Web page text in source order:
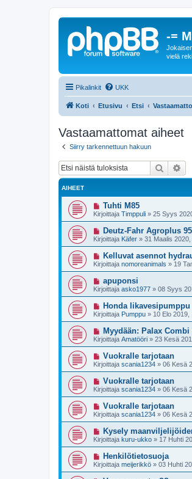
-=
vielä
Pikalinkit UKK
Koti Etusivu Etsi
Vastaamattomat aiheet
Siirry tarkennettuun hakuun
Etsi
AIHEET
U
u
s
v
i
e
t
i
Tuhti M85
Kirjoittaja Timppuli » 25 Syys
U
u
s
v
i
e
s
t
i
Deutz-Fahr Agroplus
Kirjoittaja Käfer » 31 Maalis
U
u
s
v
i
e
t
i
Kelluvat asennot
Kirjoittaja nomoreanimals » 19
U
u
s
v
i
e
t
i
apuponsi
Kirjoittaja asko1977 » 08 Syys
U
u
s
v
i
e
s
t
i
Honda likavesipumppu
Kirjoittaja Pumppu » 10 Elo 2019,
U
u
s
i
e
s
t
i
Myydään: Palax
Kirjoittaja Amatööri » 23 Kesä
U
u
s
i
e
s
t
i
Vuokralle tarjotaan
Kirjoittaja scania1234 » 06 Kesä
U
u
s
i
e
t
i
Vuokralle tarjotaan
Kirjoittaja scania1234 » 06 Kesä
U
u
s
v
i
e
t
i
Vuokralle tarjotaan
Kirjoittaja scania1234 » 06 Kesä
U
u
s
v
i
e
Kysely
Kirjoittaja kuru-ukko » 17 Huhti
U
u
s
Henkilötietosuoja
Kirjoittaja meijerikkö » 03 Huhti